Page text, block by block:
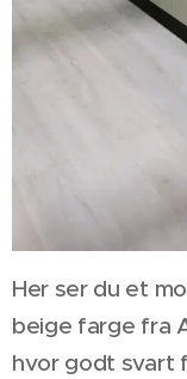
Her ser du et
beige farge fra
hvor godt svart